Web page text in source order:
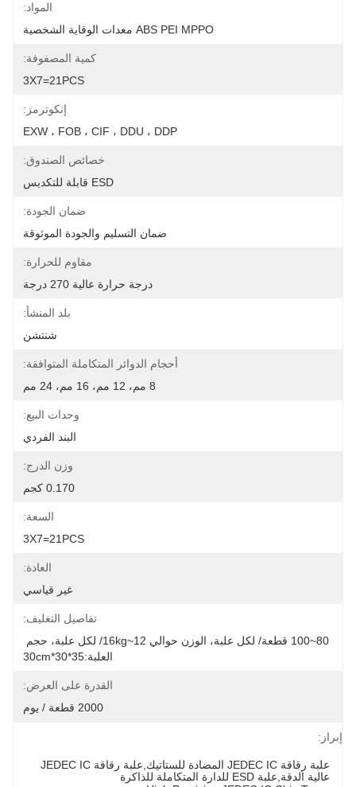
المواد:
ABS PEI MPPO معدات الوقاية الشخصية
كمية المصفوفة:
3X7=21PCS
إنكوترمز:
EXW ، FOB ، CIF ، DDU ، DDP
خصائص الصندوق:
ESD قابلة للتكديس
ضمان الجودة:
ضمان التسليم والجودة الموثوقة
مقاوم للحرارة:
درجة حرارة عالية 270 درجة
بلد المنشأ:
شنتشن
أحجام الدوائر المتكاملة المتوافقة:
وحدات البيع:
البند الفردي
وزن الدرج:
0.170 كجم
السعة:
3X7=21PCS
العادة:
غير قياسي
تفاصيل التغليف:
80~100 قطعة/ لكل علبة، الوزن حوالي 12~16kg/ لكل علبة، حجم
العلبة:35*30*30cm
القدرة على العرض:
2000 قطعة / يوم
إبراز:
علبة رقاقة JEDEC IC المضادة للستاتيك,علبة رقاقة JEDEC IC
عالية الدقة,علبة ESD للدارة المتكاملة للذاكرة